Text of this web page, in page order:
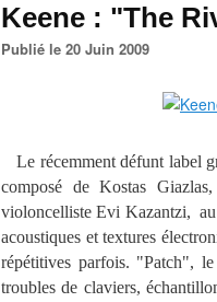
Keene : "The
Publié le 20 Juin 2009
Le récemment défunt label
composé de Kostas
violoncelliste Evi Kazantzi, au
acoustiques et textures
répétitives parfois. "Patch",
troubles de claviers,